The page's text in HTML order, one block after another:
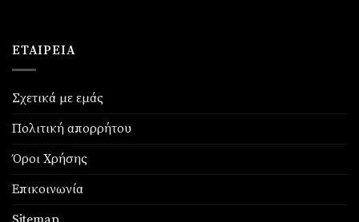
ΕΤΑΙΡΕΊΑ
Σχετικά με εμάς
Πολιτική απορρήτου
Όροι Χρήσης
Επικοινωνία